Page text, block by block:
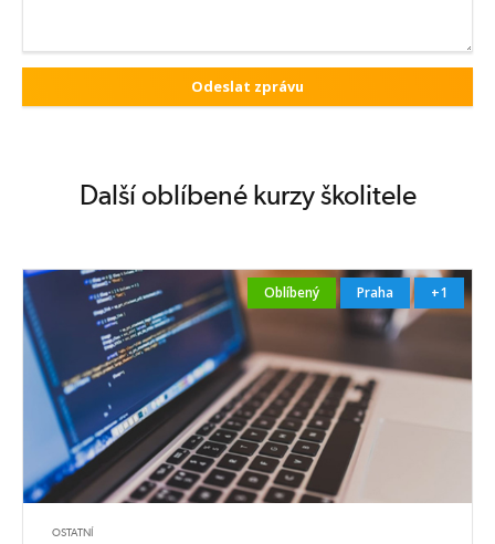
Další oblíbené kurzy školitele
Oblíbený Praha +1
OSTATNÍ